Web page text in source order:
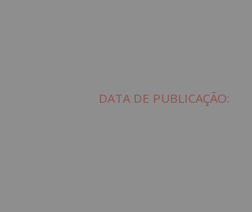
DATA DE PUBLICAÇÃO: